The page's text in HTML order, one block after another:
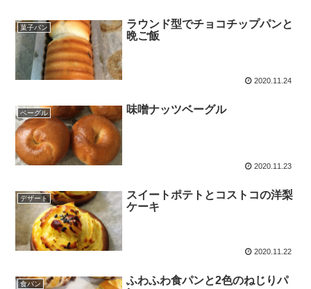
菓子パン
ラウンド型でチョコチップパンと
晩ご飯
2020.11.24
ベーグル 味噌ナッツベーグル
2020.11.23
デザート
スイートポテトとコストコの洋梨
ケーキ
2020.11.22
食パン
ふわふわ食パンと2色のねじりパ